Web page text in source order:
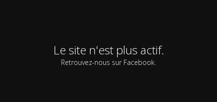
Le site n'est plus actif.
Retrouvez-nous sur Facebook.